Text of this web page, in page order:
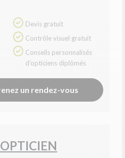
Devis gratuit
Contrôle visuel gratuit
d'opticiens diplômés
un rendez-vous